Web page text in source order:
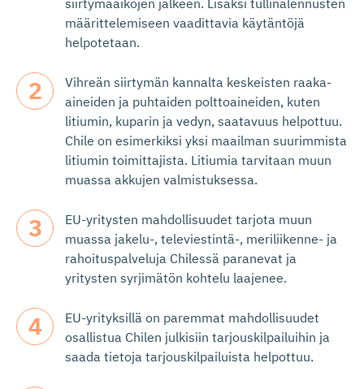
siirtymäaikojen jälkeen. Lisäksi tullinalennusten
määrittelemiseen vaadittavia käytäntöjä
helpotetaan.
Vihreän siirtymän kannalta keskeisten raaka-
aineiden ja puhtaiden polttoaineiden, kuten
litiumin, kuparin ja vedyn, saatavuus helpottuu.
Chile on esimerkiksi yksi maailman suurimmista
litiumin toimittajista. Litiumia tarvitaan muun
muassa akkujen valmistuksessa.
EU-yritysten mahdollisuudet tarjota muun
muassa jakelu-, televiestintä-, meriliikenne- ja
rahoituspalveluja Chilessä paranevat ja
yritysten syrjimätön kohtelu laajenee.
EU-yrityksillä on paremmat mahdollisuudet
osallistua Chilen julkisiin tarjouskilpailuihin ja
saada tietoja tarjouskilpailuista helpottuu.